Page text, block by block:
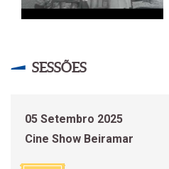
SESSÕES
05 Setembro 2025
Cine Show Beiramar